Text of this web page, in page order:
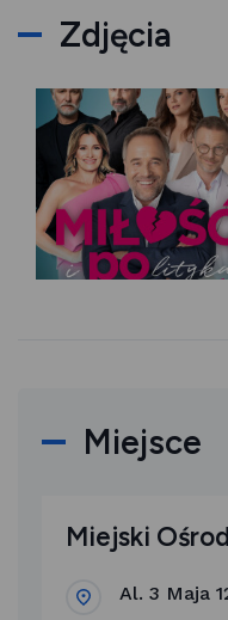
Zdjęcia
Miejsce
Miejski
Al. 3 Maja